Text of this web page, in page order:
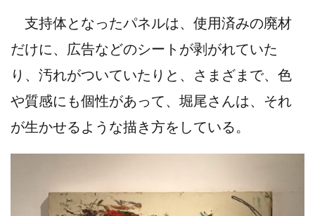
支持体となったパネルは、使用済みの廃材
だけに、広告などのシートが剥がれていた
り、汚れがついていたりと、さまざまで、色
や質感にも個性があって、堀尾さんは、それ
が生かせるような描き方をしている。